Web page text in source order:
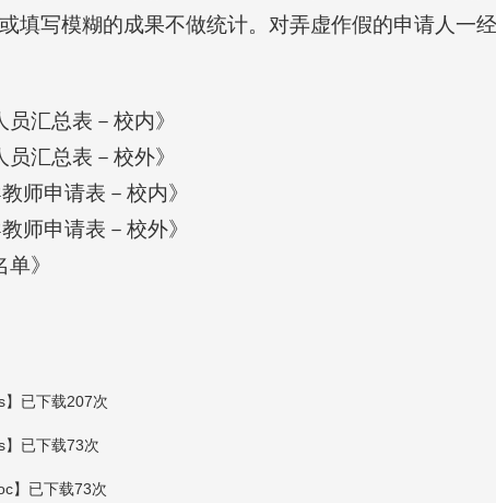
填写模糊的成果不做统计。对弄虚作假的申请人一
汇总表－校内》
汇总表－校外》
师申请表－校内》
师申请表－校外》
》
】已下载207次
】已下载73次
】已下载73次